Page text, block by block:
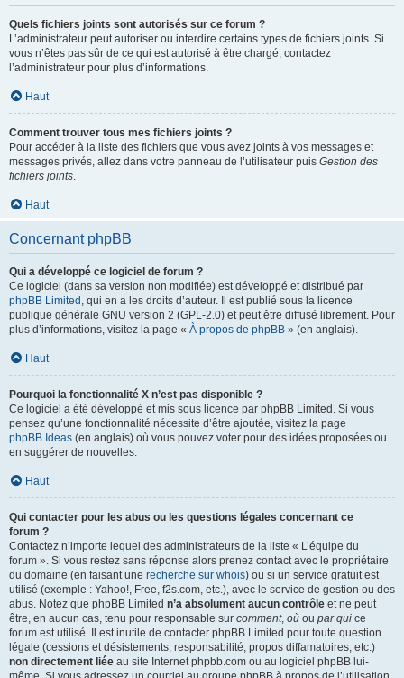
Quels fichiers joints sont autorisés sur ce forum ?
L’administrateur peut autoriser ou interdire certains types de fichiers joints. Si
vous n’êtes pas sûr de ce qui est autorisé à être chargé, contactez
l’administrateur pour plus d’informations.
Haut
Comment trouver tous mes fichiers joints ?
Pour accéder à la liste des fichiers que vous avez joints à vos messages et
messages privés, allez dans votre panneau de l’utilisateur puis Gestion des
fichiers joints.
Haut
Concernant phpBB
Qui a développé ce logiciel de forum ?
Ce logiciel (dans sa version non modifiée) est développé et distribué par
phpBB Limited , qui en a les droits d’auteur. Il est publié sous la licence
publique générale GNU version 2 (GPL-2.0) et peut être diffusé librement. Pour
plus d’informations, visitez la page « À propos de phpBB » (en anglais).
Haut
Pourquoi la fonctionnalité X n’est pas disponible ?
Ce logiciel a été développé et mis sous licence par phpBB Limited. Si vous
pensez qu’une fonctionnalité nécessite d’être ajoutée, visitez la page
phpBB Ideas (en anglais) où vous pouvez voter pour des idées proposées ou
en suggérer de nouvelles.
Haut
Qui contacter pour les abus ou les questions légales concernant ce
forum ?
Contactez n’importe lequel des administrateurs de la liste « L’équipe du
forum ». Si vous restez sans réponse alors prenez contact avec le propriétaire
du domaine (en faisant une recherche sur whois) ou si un service gratuit est
utilisé (exemple : Yahoo!, Free, f2s.com, etc.), avec le service de gestion ou des
abus. Notez que phpBB Limited n’a absolument aucun contrôle et ne peut
être, en aucun cas, tenu pour responsable sur comment, où ou par qui ce
forum est utilisé. Il est inutile de contacter phpBB Limited pour toute question
légale (cessions et désistements, responsabilité, propos diffamatoires, etc.)
non directement liée au site Internet phpbb.com ou au logiciel phpBB lui-